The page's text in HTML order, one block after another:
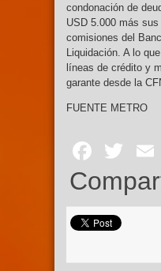
condonación de
USD 5.000 más
comisiones del
Liquidación. A lo
líneas de crédito y
garante desde la
FUENTE METRO